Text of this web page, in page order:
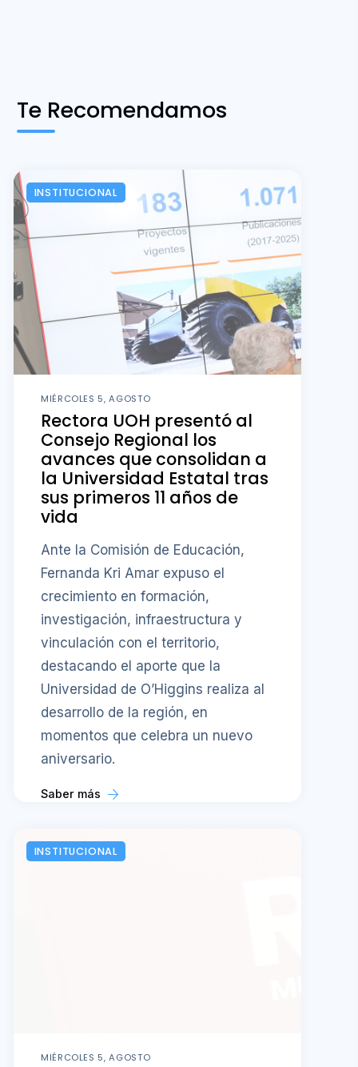
Te Recomendamos
INSTITUCIONAL
MIÉRCOLES 5, AGOSTO
Rectora UOH presentó al
Consejo Regional los
avances que consolidan a
la Universidad Estatal tras
sus primeros 11 años de
vida
Ante la Comisión de Educación,
Fernanda Kri Amar expuso el
crecimiento en formación,
investigación, infraestructura y
vinculación con el territorio,
destacando el aporte que la
Universidad de O’Higgins realiza al
desarrollo de la región, en
momentos que celebra un nuevo
aniversario.
Saber más
INSTITUCIONAL
MIÉRCOLES 5, AGOSTO